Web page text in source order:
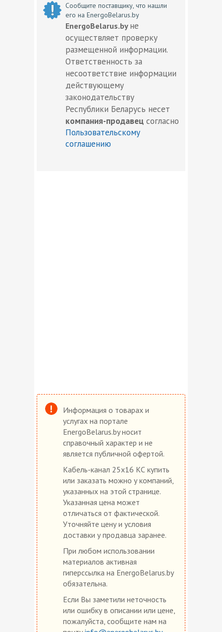
Сообщите поставщику, что нашли
его на EnergoBelarus.by
EnergoBelarus.by не
осуществляет проверку
размещенной информации.
Ответственность за
несоответствие информации
действующему
законодательству
Республики Беларусь несет
компания-продавец согласно
Пользовательскому
соглашению
Информация о товарах и
услугах на портале
EnergoBelarus.by носит
справочный характер и не
является публичной офертой.
Кабель-канал 25х16 КС купить
или заказать можно у компаний,
указанных на этой странице.
Указанная цена может
отличаться от фактической.
Уточняйте цену и условия
доставки у продавца заранее.
При любом использовании
материалов активная
гиперссылка на EnergoBelarus.by
обязательна.
Если Вы заметили неточность
или ошибку в описании или цене,
пожалуйста, сообщите нам на